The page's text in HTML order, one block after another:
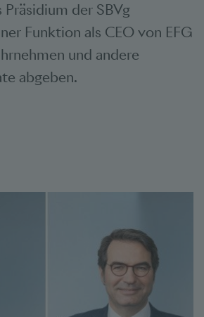
Präsidium der SBVg
Funktion als CEO von EFG
und andere
abgeben.